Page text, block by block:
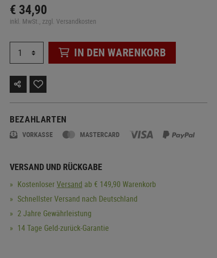
€ 34,90
inkl. MwSt., zzgl. Versandkosten
IN DEN WARENKORB
BEZAHLARTEN
VORKASSE MASTERCARD
VERSAND UND RÜCKGABE
KostenloserVersand ab € 149,90 Warenkorb
Schnellster Versand nach Deutschland
2 Jahre Gewährleistung
14 Tage Geld-zurück-Garantie